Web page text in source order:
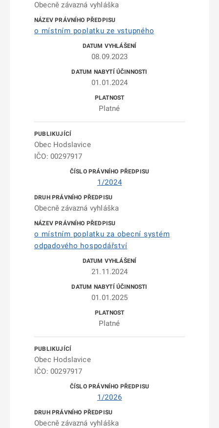
Obecně závazná vyhláška
o místním poplatku ze vstupného
08.09.2023
01.01.2024
Platné
Obec Hodslavice
IČO: 00297917
1/2024
Obecně závazná vyhláška
o místním poplatku za obecní systém
odpadového hospodářství
21.11.2024
01.01.2025
Platné
Obec Hodslavice
IČO: 00297917
1/2026
Obecně závazná vyhláška